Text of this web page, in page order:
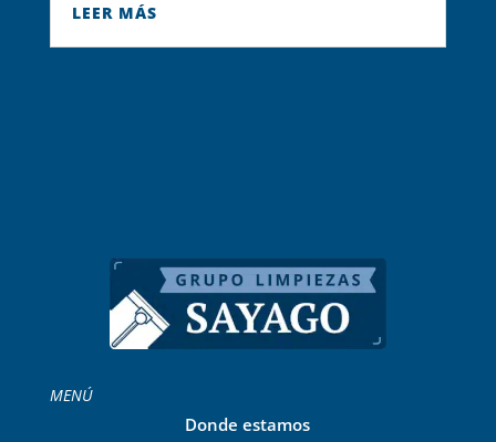
LEER MÁS
MENÚ
Donde estamos